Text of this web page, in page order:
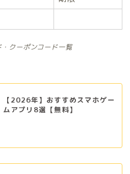
・クーポンコード一覧
【2026年】おすすめスマホゲー
ムアプリ8選【無料】